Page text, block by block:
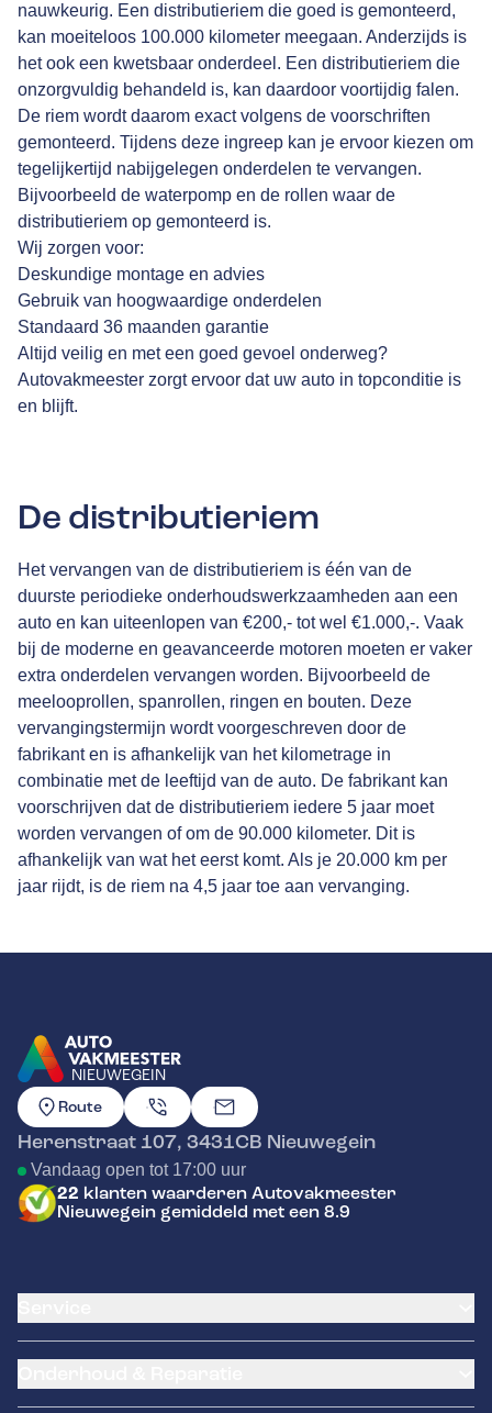
nauwkeurig. Een distributieriem die goed is gemonteerd,
kan moeiteloos 100.000 kilometer meegaan. Anderzijds is
het ook een kwetsbaar onderdeel. Een distributieriem die
onzorgvuldig behandeld is, kan daardoor voortijdig falen.
De riem wordt daarom exact volgens de voorschriften
gemonteerd. Tijdens deze ingreep kan je ervoor kiezen om
tegelijkertijd nabijgelegen onderdelen te vervangen.
Bijvoorbeeld de waterpomp en de rollen waar de
distributieriem op gemonteerd is.
Wij zorgen voor:
Deskundige montage en advies
Gebruik van hoogwaardige onderdelen
Standaard 36 maanden garantie
Altijd veilig en met een goed gevoel onderweg?
Autovakmeester zorgt ervoor dat uw auto in topconditie is
en blijft.
De distributieriem
Het vervangen van de distributieriem is één van de
duurste periodieke onderhoudswerkzaamheden aan een
auto en kan uiteenlopen van €200,- tot wel €1.000,-. Vaak
bij de moderne en geavanceerde motoren moeten er vaker
extra onderdelen vervangen worden. Bijvoorbeeld de
meelooprollen, spanrollen, ringen en bouten. Deze
vervangingstermijn wordt voorgeschreven door de
fabrikant en is afhankelijk van het kilometrage in
combinatie met de leeftijd van de auto. De fabrikant kan
voorschrijven dat de distributieriem iedere 5 jaar moet
worden vervangen of om de 90.000 kilometer. Dit is
afhankelijk van wat het eerst komt. Als je 20.000 km per
jaar rijdt, is de riem na 4,5 jaar toe aan vervanging.
NIEUWEGEIN
GA NAAR DE HOMEPAGINA
Route
Herenstraat 107, 3431CB Nieuwegein
Vandaag open tot 17:00 uur
22 klanten waarderen Autovakmeester
Nieuwegein gemiddeld met een 8.9
Banden service